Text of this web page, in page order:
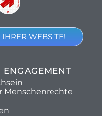
IHRER WEBSITE!
ENGAGEMENT
Menschenrechte